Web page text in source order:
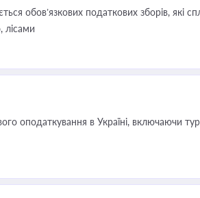
обов’язкових податкових зборів, які
оподаткування в Україні, включаючи